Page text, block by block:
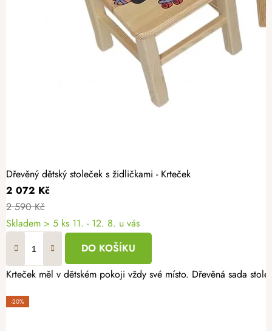
Dřevěný dětský stoleček s židličkami - Krteček
2 072 Kč
2 590 Kč
Skladem > 5 ks 11. - 12. 8. u vás
DO KOŠÍKU
Krteček měl v dětském pokoji vždy své místo. Dřevěná sada
-20%